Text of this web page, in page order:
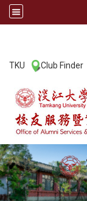
TKU Club Finder